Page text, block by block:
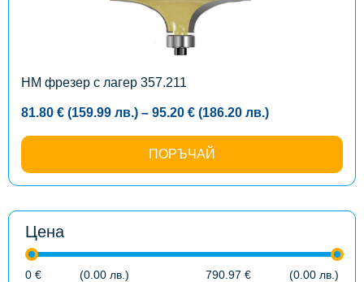
HM фрезер с лагер 357.211
81.80 € (159.99 лв.) – 95.20 € (186.20 лв.)Price
81.80 €
through
95.20 €
лв.)
ПОРЪЧАЙ
the
product
page
Цена
0 € (0.00 лв. ) 790.97 € (0.00 лв. )